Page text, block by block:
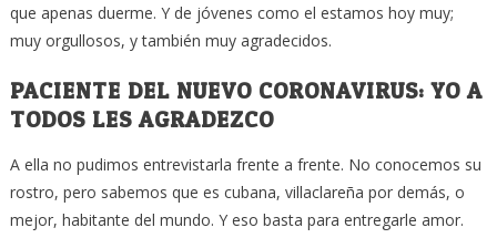
que apenas duerme. Y de jóvenes como el estamos hoy muy;
muy orgullosos, y también muy agradecidos.
PACIENTE DEL NUEVO CORONAVIRUS: YO A
TODOS LES AGRADEZCO
A ella no pudimos entrevistarla frente a frente. No conocemos su
rostro, pero sabemos que es cubana, villaclareña por demás, o
mejor, habitante del mundo. Y eso basta para entregarle amor.